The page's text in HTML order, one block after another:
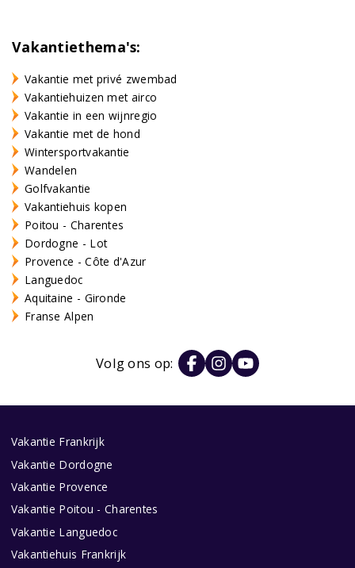
Vakantiethema's:
Vakantie met privé zwembad
Vakantiehuizen met airco
Vakantie in een wijnregio
Vakantie met de hond
Wintersportvakantie
Wandelen
Golfvakantie
Vakantiehuis kopen
Poitou - Charentes
Dordogne - Lot
Provence - Côte d'Azur
Languedoc
Aquitaine - Gironde
Franse Alpen
Volg ons op:
Vakantie Frankrijk
Vakantie Dordogne
Vakantie Provence
Vakantie Poitou - Charentes
Vakantie Languedoc
Vakantiehuis Frankrijk